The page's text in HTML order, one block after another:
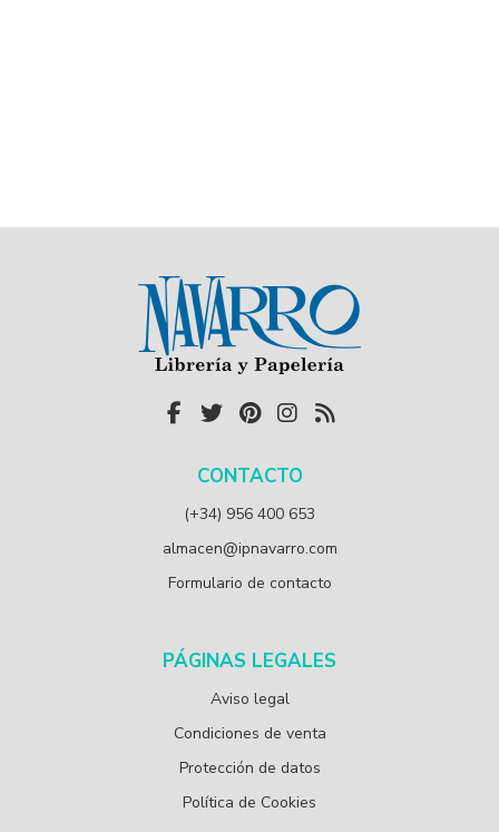
CONTACTO
(+34) 956 400 653
almacen@ipnavarro.com
Formulario de contacto
PÁGINAS LEGALES
Aviso legal
Condiciones de venta
Protección de datos
Política de Cookies